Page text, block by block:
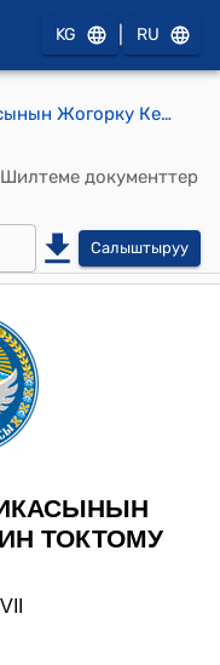
KG RU
Кыргыз Республикасынын Жогорку Кеңешинин 2025-жылдын 16-январындагы № 2721-VII "Салыктык эмес кирешелер жөнүндө Кыргыз Республикасынын кодексине өзгөртүүлөрдү киргизүү тууралуу" Кыргыз Республикасынын Мыйзамынын долбоорун биринчи окууда кабыл алуу жөнүндө" токтому
Шилтеме документтер
Салыштыруу